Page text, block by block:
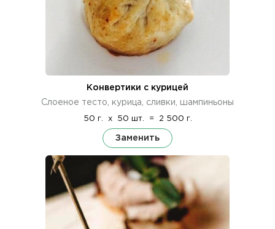
Конвертики с курицей
Слоеное тесто, курица, сливки, шампиньоны
50 г. x 50 шт. = 2 500 г.
Заменить